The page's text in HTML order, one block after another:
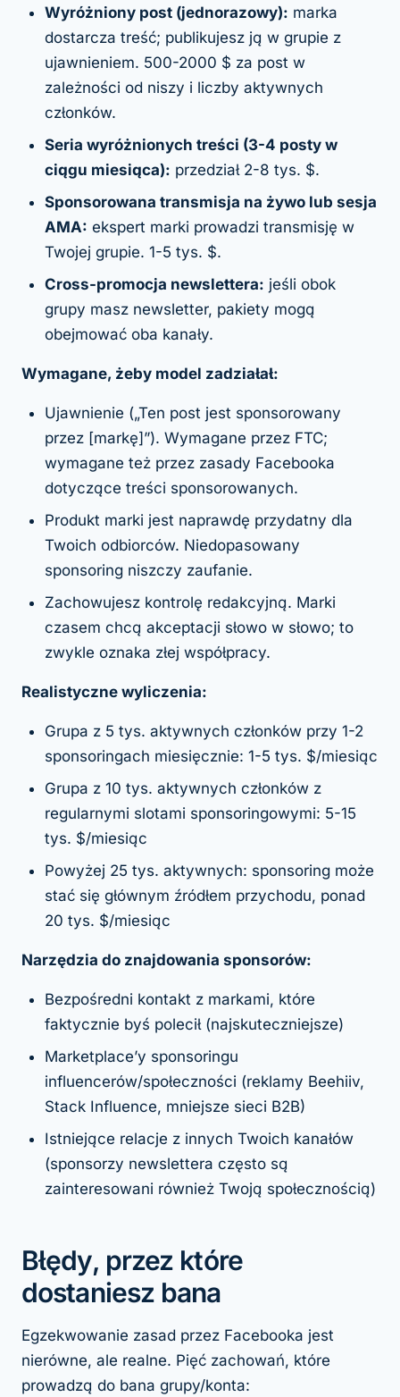
Wyróżniony post (jednorazowy): marka
dostarcza treść; publikujesz ją w grupie z
ujawnieniem. 500-2000 $ za post w
zależności od niszy i liczby aktywnych
członków.
Seria wyróżnionych treści (3-4 posty w
ciągu miesiąca): przedział 2-8 tys. $.
Sponsorowana transmisja na żywo lub sesja
AMA: ekspert marki prowadzi transmisję w
Twojej grupie. 1-5 tys. $.
Cross-promocja newslettera: jeśli obok
grupy masz newsletter, pakiety mogą
obejmować oba kanały.
Wymagane, żeby model zadziałał:
Ujawnienie („Ten post jest sponsorowany
przez [markę]”). Wymagane przez FTC;
wymagane też przez zasady Facebooka
dotyczące treści sponsorowanych.
Produkt marki jest naprawdę przydatny dla
Twoich odbiorców. Niedopasowany
sponsoring niszczy zaufanie.
Zachowujesz kontrolę redakcyjną. Marki
czasem chcą akceptacji słowo w słowo; to
zwykle oznaka złej współpracy.
Realistyczne wyliczenia:
Grupa z 5 tys. aktywnych członków przy 1-2
sponsoringach miesięcznie: 1-5 tys. $/miesiąc
Grupa z 10 tys. aktywnych członków z
regularnymi slotami sponsoringowymi: 5-15
tys. $/miesiąc
Powyżej 25 tys. aktywnych: sponsoring może
stać się głównym źródłem przychodu, ponad
20 tys. $/miesiąc
Narzędzia do znajdowania sponsorów:
Bezpośredni kontakt z markami, które
faktycznie byś polecił (najskuteczniejsze)
Marketplace’y sponsoringu
influencerów/społeczności (reklamy Beehiiv,
Stack Influence, mniejsze sieci B2B)
Istniejące relacje z innych Twoich kanałów
(sponsorzy newslettera często są
zainteresowani również Twoją społecznością)
Błędy, przez które
dostaniesz bana
Egzekwowanie zasad przez Facebooka jest
nierówne, ale realne. Pięć zachowań, które
prowadzą do bana grupy/konta: